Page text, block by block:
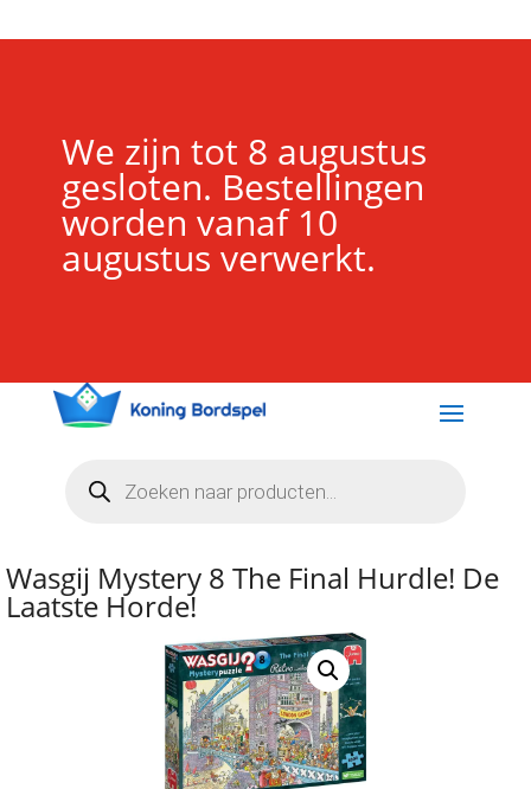
We zijn tot 8 augustus
gesloten. Bestellingen
worden vanaf 10
augustus verwerkt.
zoeken
Wasgij Mystery 8 The Final Hurdle! De
Laatste Horde!